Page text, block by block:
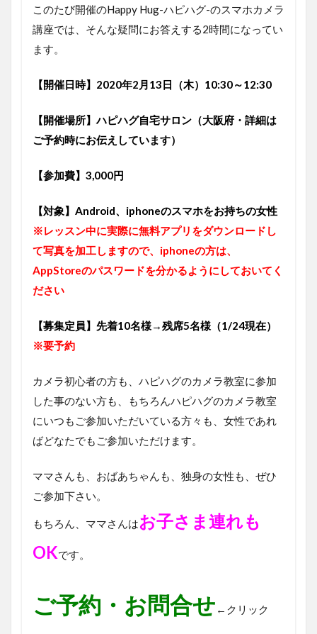
このたび開催のHappy Hug-ハピハグ-のスマホカメラ
講座では、そんな疑問にお答えする2時間になってい
ます。
【開催日時】2020年2月13日（木）10:30～12:30
【開催場所】ハピハグ自宅サロン（大阪府・詳細は
ご予約時にお伝えしています）
【参加費】3,000円
【対象】Android、iphoneのスマホをお持ちの女性
※レッスン中に実際に無料アプリをダウンロードし
て写真を加工しますので、iphoneの方は、
AppStoreのパスワードを分かるようにしておいてく
ださい
【募集定員】先着10名様→残席5名様（1/24現在）
※要予約
カメラ初心者の方も、ハピハグのカメラ教室に参加
した事のない方も、もちろんハピハグのカメラ教室
にいつもご参加いただいている方々も、女性であれ
ばどなたでもご参加いただけます。
ママさんも、おばあちゃんも、独身の女性も、ぜひ
ご参加下さい。
もちろん、ママさんはお子さま連れも
OKです。
ご予約・お問合せ ←クリック